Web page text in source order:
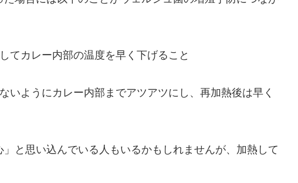
てカレー内部の温度を早く下げること
いようにカレー内部までアツアツにし、再加熱後は早く
」と思い込んでいる人もいるかもしれませんが、加熱して